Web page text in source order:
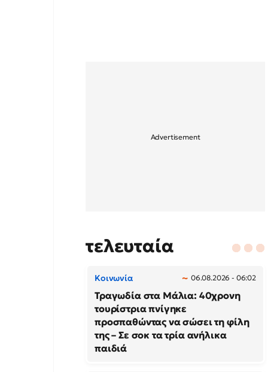
τελευταία
Κοινωνία 06.08.2026 - 06:02
Τραγωδία στα Μάλια: 40χρονη
τουρίστρια πνίγηκε
προσπαθώντας να σώσει τη φίλη
της – Σε σοκ τα τρία ανήλικα
παιδιά